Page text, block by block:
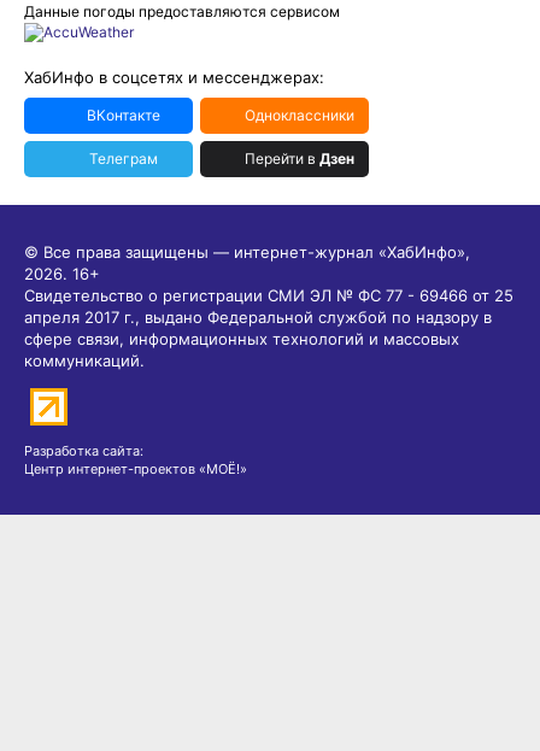
Данные погоды предоставляются сервисом
ХабИнфо в соцсетях и мессенджерах:
ВКонтакте Одноклассники
Телеграм Перейти в Дзен
© Все права защищены — интернет-журнал «ХабИнфо»,
2026. 16+
Свидетельство о регистрации СМИ ЭЛ № ФС 77 - 69466 от 25
апреля 2017 г., выдано Федеральной службой по надзору в
сфере связи, информационных технологий и массовых
коммуникаций.
Разработка сайта:
Центр интернет-проектов «МОЁ!»